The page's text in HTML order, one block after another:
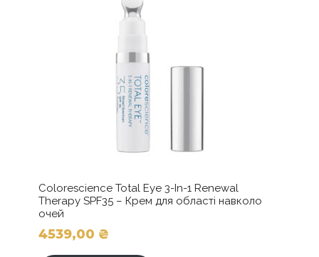
Colorescience Total Eye 3-In-1 Renewal
Therapy SPF35 – Крем для області навколо
очей
4539,00 ₴